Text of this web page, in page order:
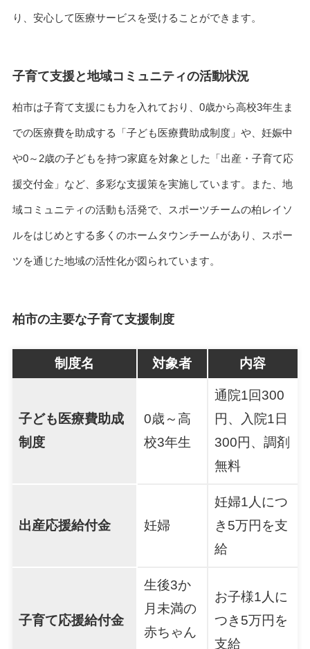
り、安心して医療サービスを受けることができます。
子育て支援と地域コミュニティの活動状況
柏市は子育て支援にも力を入れており、0歳から高校3年生ま
での医療費を助成する「子ども医療費助成制度」や、妊娠中
や0～2歳の子どもを持つ家庭を対象とした「出産・子育て応
援交付金」など、多彩な支援策を実施しています。また、地
域コミュニティの活動も活発で、スポーツチームの柏レイソ
ルをはじめとする多くのホームタウンチームがあり、スポー
ツを通じた地域の活性化が図られています。
柏市の主要な子育て支援制度
制度名 対象者 内容
子ども医療費助成
制度
0歳～高
校3年生
通院1回300
円、入院1日
300円、調剤
無料
出産応援給付金 妊婦
妊婦1人につ
き5万円を支
給
子育て応援給付金
生後3か
月未満の
赤ちゃん
お子様1人に
つき5万円を
支給